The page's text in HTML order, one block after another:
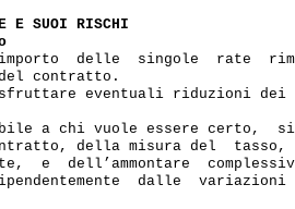
E SUOI RISCHI
delle  singole  rate
contratto.
sfruttare eventuali riduzioni
a chi vuole essere certo,
della misura del
e  dell’ammontare
dalle